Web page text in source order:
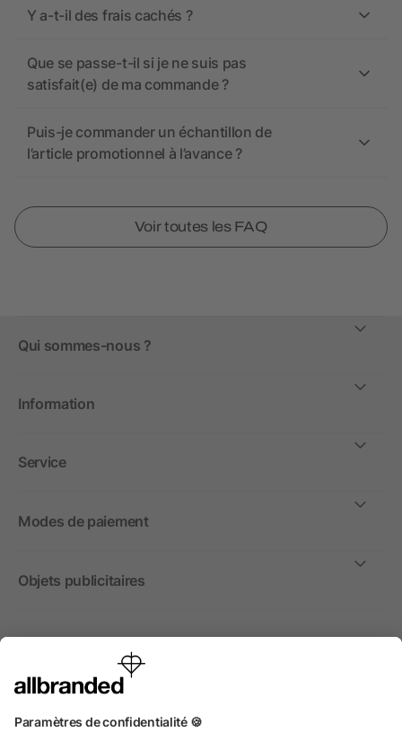
Y a-t-il des frais cachés ?
Que se passe-t-il si je ne suis pas
satisfait(e) de ma commande ?
Puis-je commander un échantillon de
l’article promotionnel à l’avance ?
Voir toutes les FAQ
Qui sommes-nous ?
Information
Service
Modes de paiement
Objets publicitaires
International